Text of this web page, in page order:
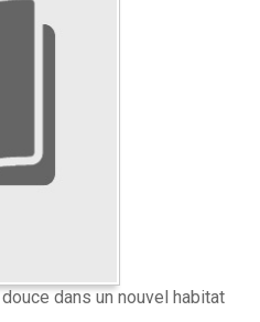
douce dans un nouvel habitat